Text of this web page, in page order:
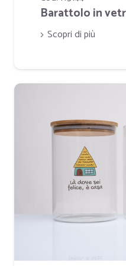
Barattolo in
Scopri di più